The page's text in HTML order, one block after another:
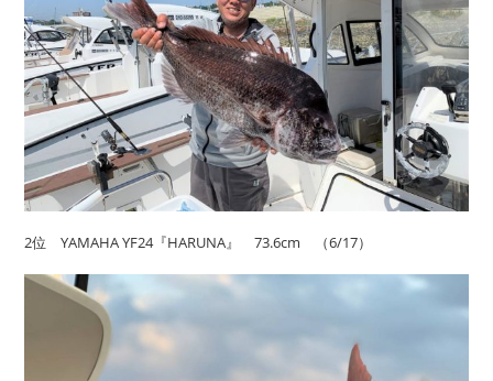
2位 YAMAHA YF24『HARUNA』 73.6cm （6/17）